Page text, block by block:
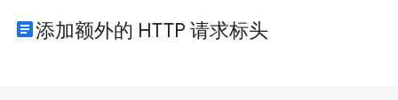
article添加额外的 HTTP 请求标头